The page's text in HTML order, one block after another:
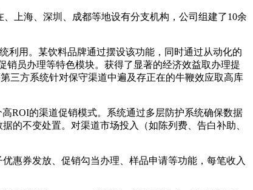
上海、深圳、成都等地设有分支机构，公司组建了10余
用。某饮料品牌通过摆设该功能，同时通过从动化的
员办理等特色模块。获得了显著的经济效益取办理提
三方系统针对保守渠道中遍及存正在的牛鞭效应取高库
ROI的渠道促销模式。系统通过多层防护系统确保数据
的不变处置。对渠道市场投入（如陈列费、告白补助、
惠券发放、促销勾当办理、样品申请等功能，每笔收入